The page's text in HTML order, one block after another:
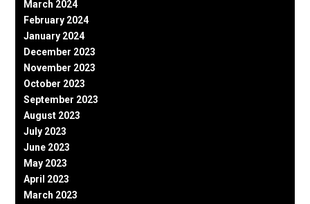
March 2024
February 2024
January 2024
December 2023
November 2023
October 2023
September 2023
August 2023
July 2023
June 2023
May 2023
April 2023
March 2023